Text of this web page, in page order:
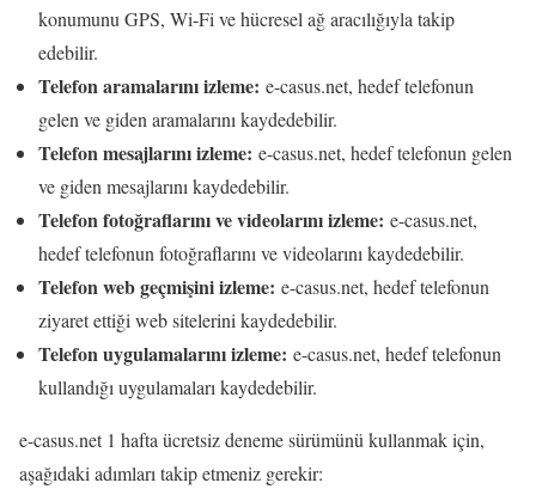
konumunu GPS, Wi-Fi ve hücresel ağ aracılığıyla takip
edebilir.
Telefon aramalarını izleme: e-casus.net, hedef telefonun
gelen ve giden aramalarını kaydedebilir.
Telefon mesajlarını izleme: e-casus.net, hedef telefonun gelen
ve giden mesajlarını kaydedebilir.
Telefon fotoğraflarını ve videolarını izleme: e-casus.net,
hedef telefonun fotoğraflarını ve videolarını kaydedebilir.
Telefon web geçmişini izleme: e-casus.net, hedef telefonun
ziyaret ettiği web sitelerini kaydedebilir.
Telefon uygulamalarını izleme: e-casus.net, hedef telefonun
kullandığı uygulamaları kaydedebilir.
e-casus.net 1 hafta ücretsiz deneme sürümünü kullanmak için,
aşağıdaki adımları takip etmeniz gerekir: